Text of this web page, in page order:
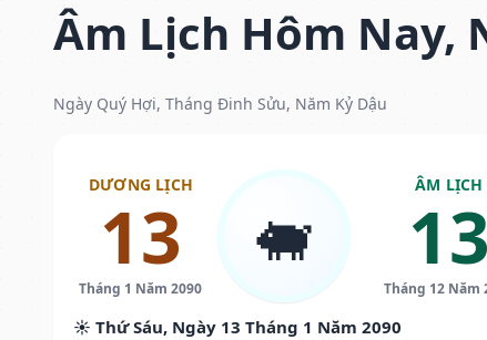
Âm Lịch Hôm Nay,
Ngày Quý Hợi, Tháng Đinh Sửu, Năm Kỷ Dậu
DƯƠNG LỊCH
13
Tháng 1 Năm 2090
🐖
ÂM LỊCH
13
Tháng 12 Năm
☀️ Thứ Sáu, Ngày 13 Tháng 1 Năm 2090